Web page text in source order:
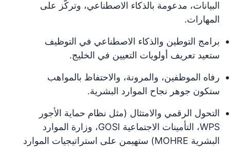
البيانات، مدعومة بالذكاء الاصطناعي، وتركّز على
المهارات.
برامج التوطين والذكاء الاصطناعي في التوظيف
ستعيد تعريف أولويات التعيين في الخليج.
رفاه الموظفين، والمرونة، والاحتفاظ بالمواهب
ستكون جوهر نجاح الموارد البشرية.
التحول الرقمي والامتثال (مثل نظام حماية الأجور
WPS، التأمينات الاجتماعية GOSI، وزارة الموارد
البشرية MOHRE) ستهيمن على استراتيجيات الموارد